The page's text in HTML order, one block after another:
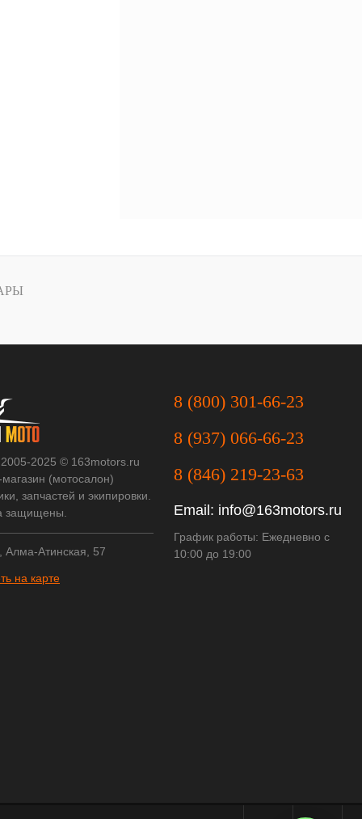
2025 © 163motors.ru
(мотосалон)
запчастей и экипировки.
защищены.
Алма-Атинская, 57
на карте
8 (800) 301-66-23
8 (937) 066-66-23
8 (846) 219-23-63
Email: info@163motors.ru
График работы: Ежедневно с
10:00 до 19:00